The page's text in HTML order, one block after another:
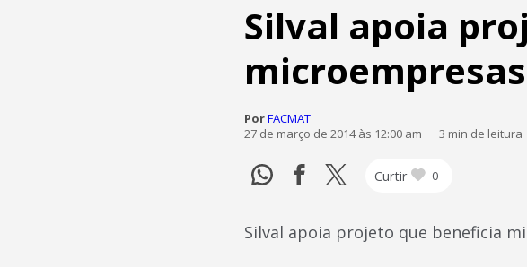
Silval apoia
microempresas
PorFACMAT
27 de março de 2014 às 12:00 am
3 min de leitura
Curtir 0
Silval apoia projeto que beneficia